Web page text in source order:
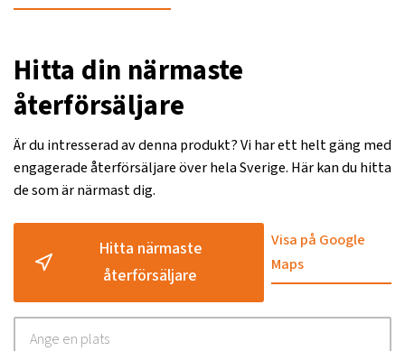
Hitta din närmaste
återförsäljare
Är du intresserad av denna produkt? Vi har ett helt gäng med
engagerade återförsäljare över hela Sverige. Här kan du hitta
de som är närmast dig.
Hitta närmaste
återförsäljare
Visa på Google
Maps